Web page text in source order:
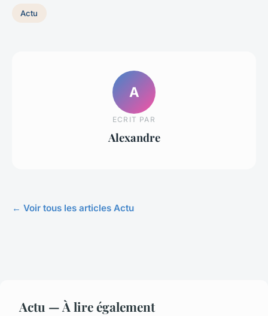
Actu
A
ECRIT PAR
Alexandre
← Voir tous les articles Actu
Actu — À lire également